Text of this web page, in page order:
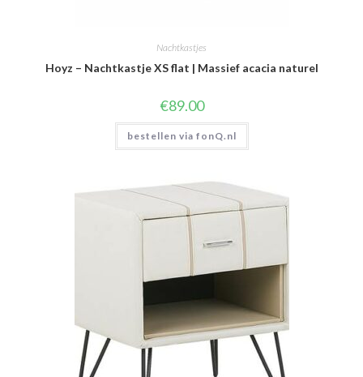
Nachtkastjes
Hoyz – Nachtkastje XS flat | Massief acacia naturel
€89.00
bestellen via fonQ.nl